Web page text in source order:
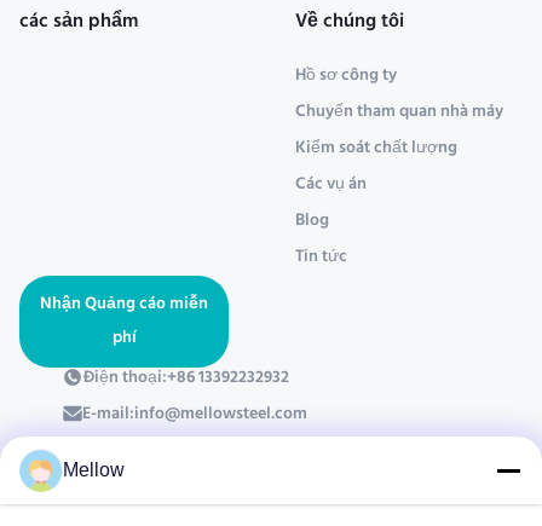
các sản phẩm Về chúng tôi
Hồ sơ công ty
Chuyến tham quan nhà máy
Kiểm soát chất lượng
Các vụ án
Blog
Tin tức
Nhận Quảng cáo miễn
phí
Điện thoại:+86 13392232932
E-mail:info@mellowsteel.com
Guangdong Province, China, 528041
Mellow